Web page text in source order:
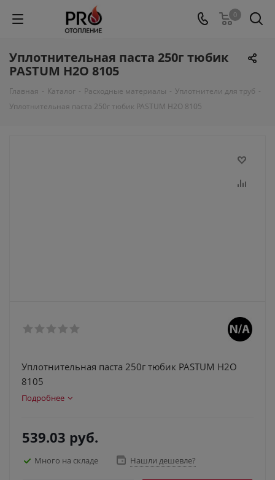
0
Уплотнительная паста 250г тюбик
PASTUM H2O 8105
Главная - Каталог - Расходные материалы - Уплотнители для труб -
Уплотнительная паста 250г тюбик PASTUM H2O 8105
Уплотнительная паста 250г тюбик PASTUM H2O
8105
Подробнее
539.03 руб.
Много на складе Нашли дешевле?